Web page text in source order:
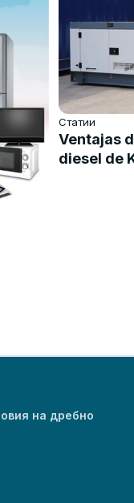
Статии
Ventajas
diesel de
на дребно